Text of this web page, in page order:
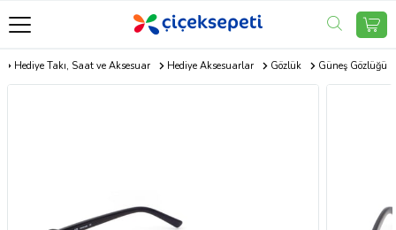
Hediye Takı, Saat ve Aksesuar Hediye Aksesuarlar Gözlük Güneş Gözlüğü